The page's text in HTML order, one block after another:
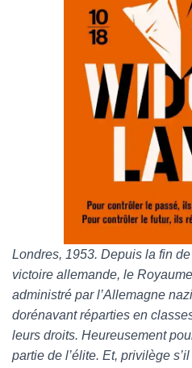
Londres, 1953. Depuis la fin
victoire allemande, le
administré par l’Allemagne
dorénavant réparties en
leurs droits. Heureusement
partie de l’élite. Et, privilège